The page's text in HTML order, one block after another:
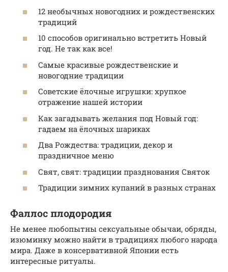
12 необычных новогодних и рождественских
традиций
10 способов оригинально встретить Новый
год. Не так как все!
Самые красивые рождественские и
новогодние традиции
Советские ёлочные игрушки: хрупкое
отражение нашей истории
Как загадывать желания под Новый год:
гадаем на ёлочных шариках
Два Рождества: традиции, декор и
праздничное меню
Свят, свят: традиции празднования Святок
Традиции зимних купаний в разных странах
Фаллос плодородия
Не менее любопытны сексуальные обычаи, обряды,
изюминку можно найти в традициях любого народа
мира. Даже в консервативной Японии есть
интересные ритуалы.